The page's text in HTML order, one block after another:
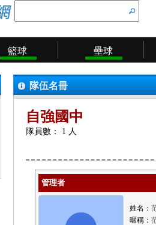
籃球 壘球
隊伍名冊
自強國中
隊員數： 1 人
管理者
姓名：
暱稱：